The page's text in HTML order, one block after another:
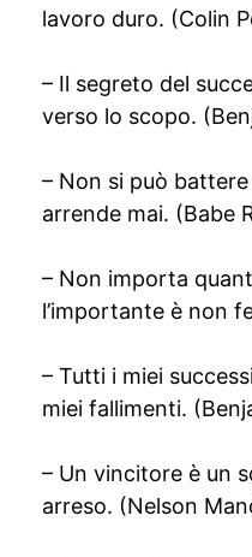
lavoro duro. (Colin
– Il segreto del
verso lo scopo.
– Non si può
arrende mai. (Babe
– Non importa
l’importante è non
– Tutti i miei
miei fallimenti.
– Un vincitore è un
arreso. (Nelson